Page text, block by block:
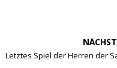
Letztes Spiel der Herren der